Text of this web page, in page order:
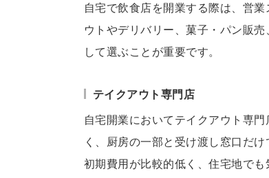
自宅で飲食店を開業する際は、営
ウトやデリバリー、菓子・パン販
して選ぶことが重要です。
テイクアウト専門店
自宅開業においてテイクアウト専
く、厨房の一部と受け渡し窓口だけ
初期費用が比較的低く、住宅地で